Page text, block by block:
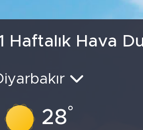
Haftalık Hava
28°